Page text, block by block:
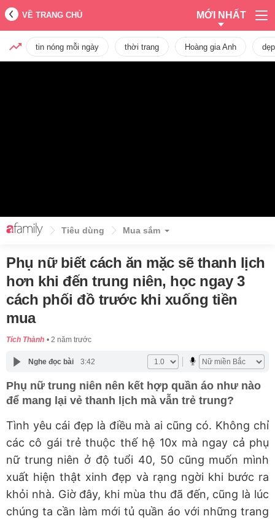
VỀ TRANG CHỦ MỚI NHẤT
tin nóng mỗi ngày thời trang Hoàng gia Anh dẹp
Tiêu dùng Mua sắm
Phụ nữ biết cách ăn mặc sẽ thanh lịch
hơn khi đến trung niên, học ngay 3
cách phối đồ trước khi xuống tiền
mua
Tích Thành 2 năm trước
Nghe đọc bài 3:42
Phụ nữ trung niên nên kết hợp quần áo như nào
để mang lại vẻ thanh lịch mà vẫn trẻ trung?
Tình yêu cái đẹp là điều mà ai cũng có. Không chỉ
các cô gái trẻ thuộc thế hệ 10x mà ngay cả phụ
nữ trung niên ở độ tuổi 40, 50 cũng muốn mình
xuất hiện thật xinh đẹp và rạng ngời khi bước ra
khỏi nhà. Giờ đây, khi mùa thu đã đến, cũng là lúc
chúng ta cần làm mới tủ quần áo với những trang